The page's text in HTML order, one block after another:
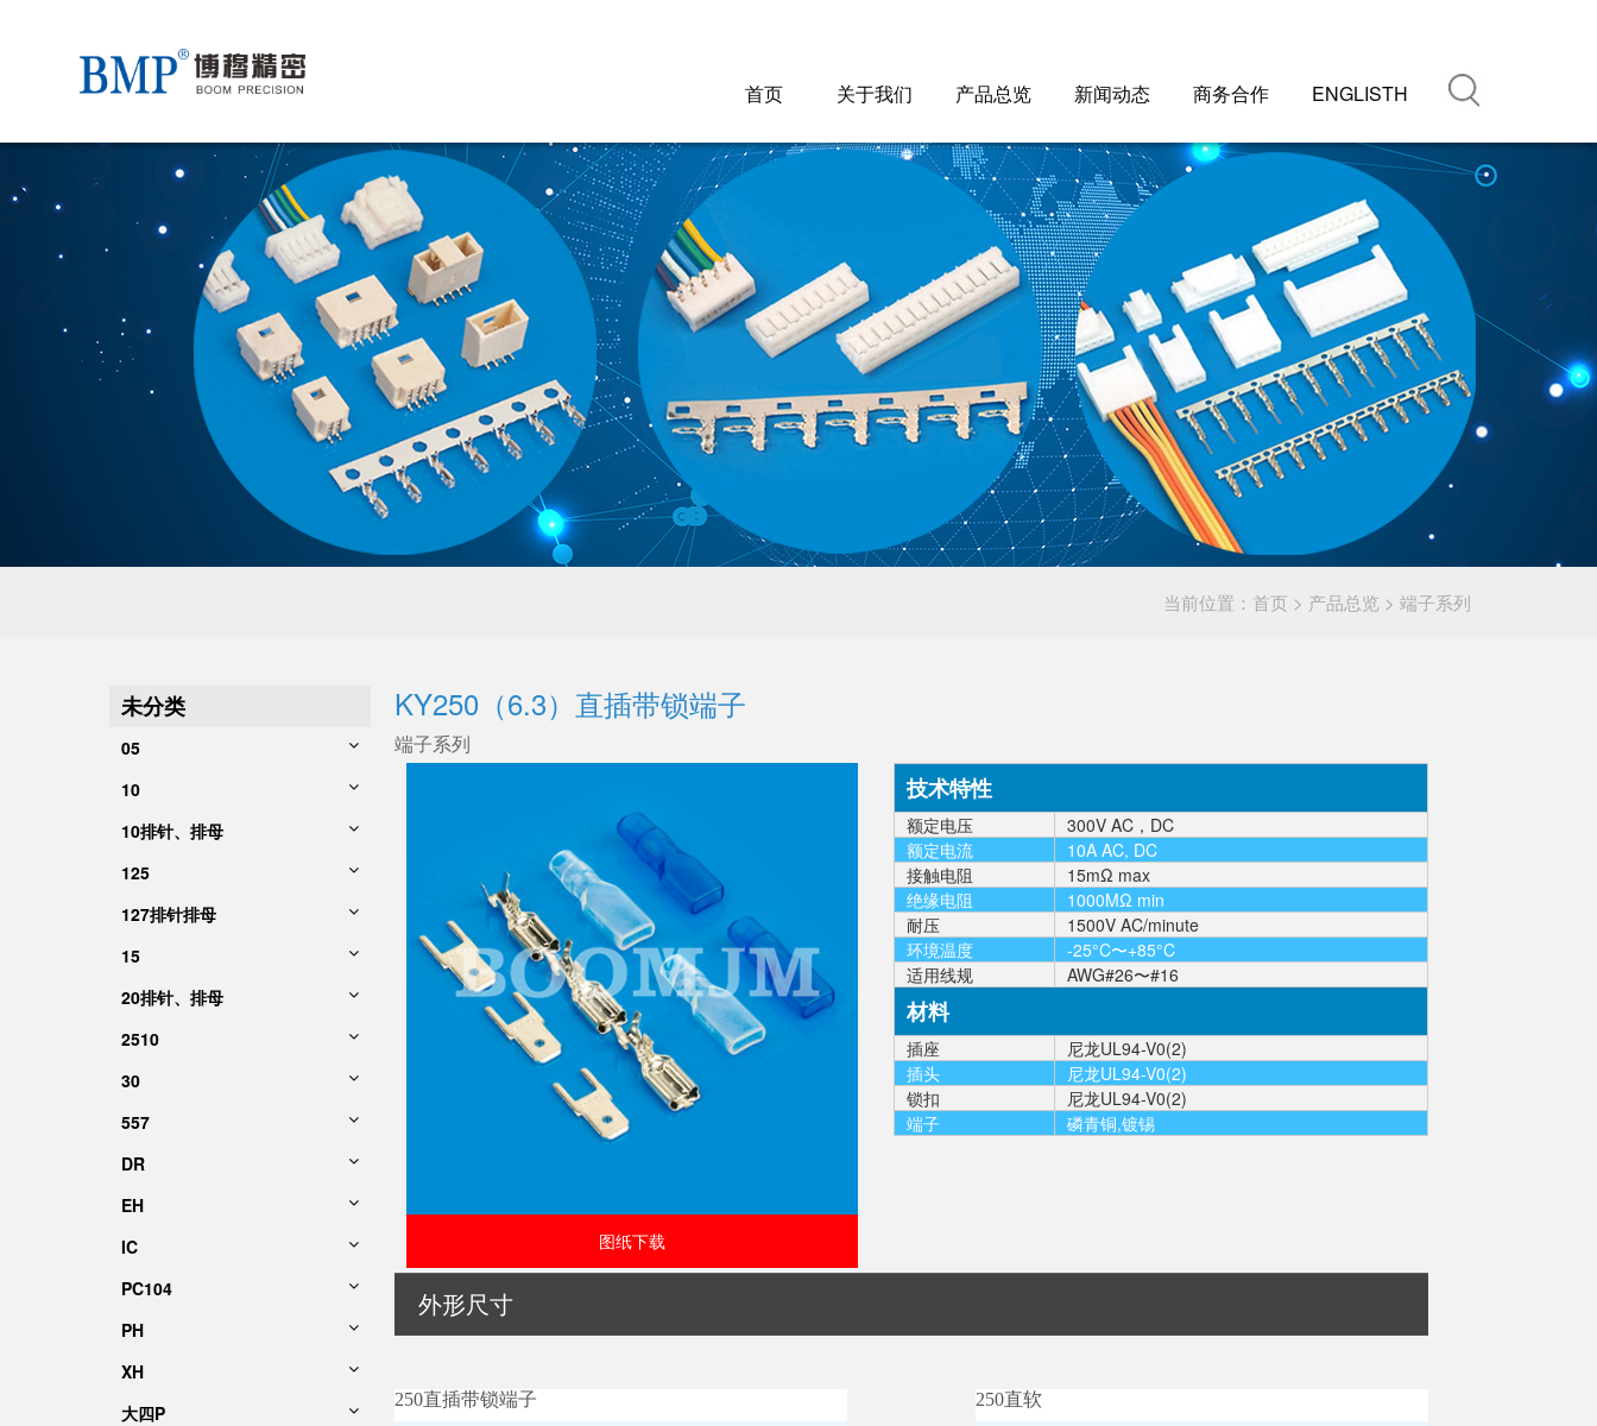
首页 关于我们 产品总览 新闻动态 商务合作 ENGLISTH
首页 关于我们 产品总览 新闻动态 商务合作 ENGLISTH
当前位置： 首页 > 产品总览 > 端子系列
未分类
05
10
10排针、排母
125
127排针排母
15
20排针、排母
2510
30
557
DR
EH
IC
PC104
PH
XH
大四P
KY250（6.3）直插带锁端子
端子系列
图纸下载
技术特性
额定电压
300V AC，DC
额定电流
10A AC, DC
接触电阻
15mΩ max
绝缘电阻
1000MΩ min
耐压
1500V AC/minute
环境温度
-25°C〜+85°C
适用线规
AWG#26〜#16
材料
插座
尼龙UL94-V0(2)
插头
尼龙UL94-V0(2)
锁扣
尼龙UL94-V0(2)
端子
磷青铜,镀锡
外形尺寸
250直插带锁端子 250直软